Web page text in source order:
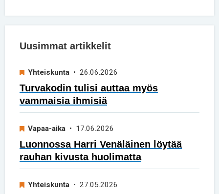
Uusimmat artikkelit
Yhteiskunta • 26.06.2026
Turvakodin tulisi auttaa myös
vammaisia ihmisiä
Vapaa-aika • 17.06.2026
Luonnossa Harri Venäläinen löytää
rauhan kivusta huolimatta
Yhteiskunta • 27.05.2026